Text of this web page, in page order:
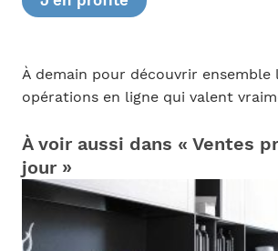
À demain pour découvrir ensemble
opérations en ligne qui valent
À voir aussi dans « Ventes
jour »